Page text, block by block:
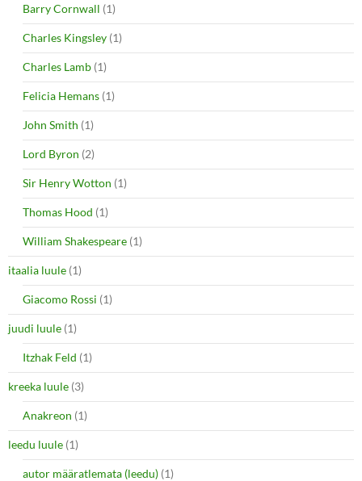
Barry Cornwall (1)
Charles Kingsley (1)
Charles Lamb (1)
Felicia Hemans (1)
John Smith (1)
Lord Byron (2)
Sir Henry Wotton (1)
Thomas Hood (1)
William Shakespeare (1)
itaalia luule (1)
Giacomo Rossi (1)
juudi luule (1)
Itzhak Feld (1)
kreeka luule (3)
Anakreon (1)
leedu luule (1)
autor määratlemata (leedu) (1)